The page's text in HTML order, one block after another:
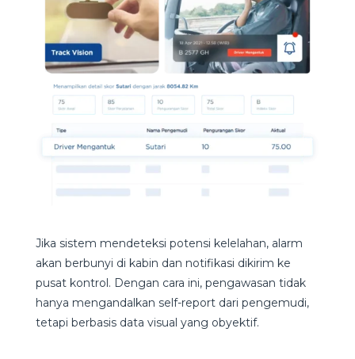
Jika sistem mendeteksi potensi kelelahan, alarm
akan berbunyi di kabin dan notifikasi dikirim ke
pusat kontrol. Dengan cara ini, pengawasan tidak
hanya mengandalkan self-report dari pengemudi,
tetapi berbasis data visual yang obyektif.